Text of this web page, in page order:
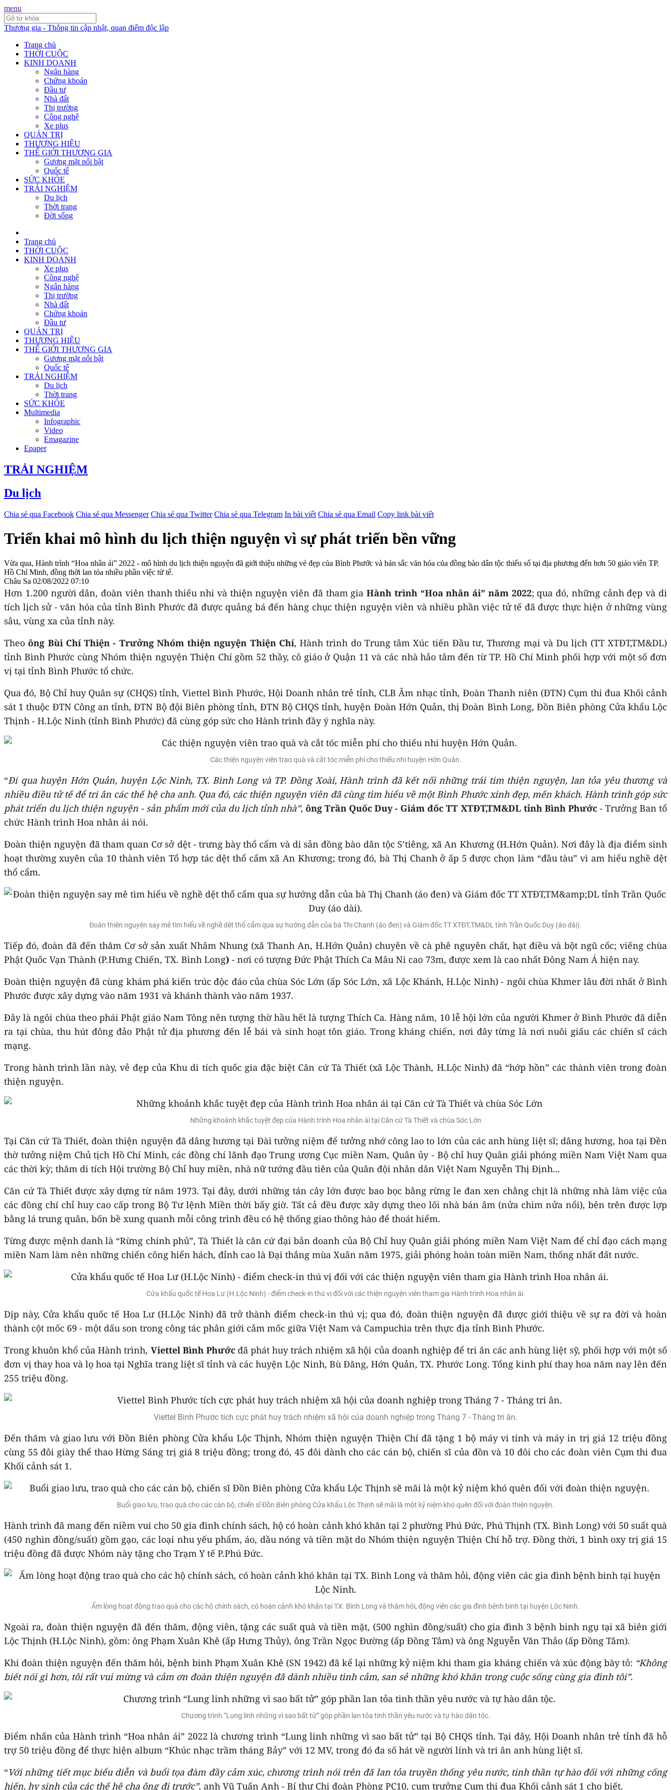
menu
Thương gia - Thông tin cập nhật, quan điểm độc lập
Trang chủ
THỜI CUỘC
KINH DOANH
Ngân hàng
Chứng khoán
Đầu tư
Nhà đất
Thị trường
Công nghệ
Xe plus
QUẢN TRỊ
THƯƠNG HIỆU
THẾ GIỚI THƯƠNG GIA
Gương mặt nổi bật
Quốc tế
SỨC KHỎE
TRẢI NGHIỆM
Du lịch
Thời trang
Đời sống
Trang chủ
THỜI CUỘC
KINH DOANH
Xe plus
Công nghệ
Ngân hàng
Thị trường
Nhà đất
Chứng khoán
Đầu tư
QUẢN TRỊ
THƯƠNG HIỆU
THẾ GIỚI THƯƠNG GIA
Gương mặt nổi bật
Quốc tế
TRẢI NGHIỆM
Du lịch
Thời trang
SỨC KHỎE
Multimedia
Infographic
Video
Emagazine
Epaper
TRẢI NGHIỆM
Du lịch
Chia sẻ qua Facebook Chia sẻ qua Messenger Chia sẻ qua Twitter Chia sẻ qua Telegram In bài viết Chia sẻ qua Email Copy link bài viết
Triển khai mô hình du lịch thiện nguyện vì sự phát triển bền vững
Vừa qua, Hành trình “Hoa nhân ái” 2022 - mô hình du lịch thiện nguyện đã giới thiệu những vẻ đẹp của Bình Phước và bản sắc văn hóa của đồng bào dân tộc thiểu số tại địa phương đến hơn 50 giáo viên TP.
Hồ Chí Minh, đồng thời lan tỏa nhiều phần việc tử tế.
Châu Sa 02/08/2022 07:10
Hơn 1.200 người dân, đoàn viên thanh thiếu nhi và thiện nguyện viên đã tham giaHành trình “Hoa nhân ái” năm 2022; qua đó, những cảnh đẹp và di
tích lịch sử - văn hóa của tỉnh Bình Phước đã được quảng bá đến hàng chục thiện nguyện viên và nhiều phần việc tử tế đã được thực hiện ở những vùng
sâu, vùng xa của tỉnh này.
Theoông Bùi Chí Thiện - Trưởng Nhóm thiện nguyện Thiện Chí, Hành trình do Trung tâm Xúc tiến Đầu tư, Thương mại và Du lịch (TT XTĐT,TM&DL)
tỉnh Bình Phước cùng Nhóm thiện nguyện Thiện Chí gồm 52 thầy, cô giáo ở Quận 11 và các nhà hảo tâm đến từ TP. Hồ Chí Minh phối hợp với một số đơn
vị tại tỉnh Bình Phước tổ chức.
Qua đó, Bộ Chỉ huy Quân sự (CHQS) tỉnh, Viettel Bình Phước, Hội Doanh nhân trẻ tỉnh, CLB Âm nhạc tỉnh, Đoàn Thanh niên (ĐTN) Cụm thi đua Khối cảnh
sát 1 thuộc ĐTN Công an tỉnh, ĐTN Bộ đội Biên phòng tỉnh, ĐTN Bộ CHQS tỉnh, huyện Đoàn Hớn Quản, thị Đoàn Bình Long, Đồn Biên phòng Cửa khẩu Lộc
Thịnh - H.Lộc Ninh (tỉnh Bình Phước) đã cùng góp sức cho Hành trình đầy ý nghĩa này.
Các thiện nguyện viên trao quà và cắt tóc miễn phí cho thiếu nhi huyện Hớn Quản.
“Đi qua huyện Hớn Quản, huyện Lộc Ninh, TX. Bình Long và TP. Đồng Xoài, Hành trình đã kết nối những trái tim thiện nguyện, lan tỏa yêu thương và
nhiều điều tử tế để tri ân các thế hệ cha anh. Qua đó, các thiện nguyện viên đã cùng tìm hiểu về một Bình Phước xinh đẹp, mến khách. Hành trình góp sức
phát triển du lịch thiện nguyện - sản phẩm mới của du lịch tỉnh nhà”,ông Trần Quốc Duy - Giám đốc TT XTĐT,TM&DL tỉnh Bình Phước- Trưởng Ban tổ
chức Hành trình Hoa nhân ái nói.
Đoàn thiện nguyện đã tham quan Cơ sở dệt - trưng bày thổ cẩm và di sản đồng bào dân tộc S’tiêng, xã An Khương (H.Hớn Quản). Nơi đây là địa điểm sinh
hoạt thường xuyên của 10 thành viên Tổ hợp tác dệt thổ cẩm xã An Khương; trong đó, bà Thị Chanh ở ấp 5 được chọn làm “đầu tàu” vì am hiểu nghề dệt
thổ cẩm.
Đoàn thiện nguyện say mê tìm hiểu về nghề dệt thổ cẩm qua sự hướng dẫn của bà Thị Chanh (áo đen) và Giám đốc TT XTĐT,TM&DL tỉnh Trần Quốc Duy (áo dài).
Tiếp đó, đoàn đã đến thăm Cơ sở sản xuất Nhâm Nhung (xã Thanh An, H.Hớn Quản) chuyên về cà phê nguyên chất, hạt điều và bột ngũ cốc; viếng chùa
Phật Quốc Vạn Thành (P.Hưng Chiến, TX. Bình Long) - nơi có tượng Đức Phật Thích Ca Mâu Ni cao 73m, được xem là cao nhất Đông Nam Á hiện nay.
Đoàn thiện nguyện đã cùng khám phá kiến trúc độc đáo của chùa Sóc Lớn (ấp Sóc Lớn, xã Lộc Khánh, H.Lộc Ninh) - ngôi chùa Khmer lâu đời nhất ở Bình
Phước được xây dựng vào năm 1931 và khánh thành vào năm 1937.
Đây là ngôi chùa theo phái Phật giáo Nam Tông nên tượng thờ hầu hết là tượng Thích Ca. Hàng năm, 10 lễ hội lớn của người Khmer ở Bình Phước đã diễn
ra tại chùa, thu hút đông đảo Phật tử địa phương đến lễ bái và sinh hoạt tôn giáo. Trong kháng chiến, nơi đây từng là nơi nuôi giấu các chiến sĩ cách
mạng.
Trong hành trình lần này, vẻ đẹp của Khu di tích quốc gia đặc biệt Căn cứ Tà Thiết (xã Lộc Thành, H.Lộc Ninh) đã “hớp hồn” các thành viên trong đoàn
thiện nguyện.
Những khoảnh khắc tuyệt đẹp của Hành trình Hoa nhân ái tại Căn cứ Tà Thiết và chùa Sóc Lớn
Tại Căn cứ Tà Thiết, đoàn thiện nguyện đã dâng hương tại Đài tưởng niệm để tưởng nhớ công lao to lớn của các anh hùng liệt sĩ; dâng hương, hoa tại Đền
thờ tưởng niệm Chủ tịch Hồ Chí Minh, các đồng chí lãnh đạo Trung ương Cục miền Nam, Quân ủy - Bộ chỉ huy Quân giải phóng miền Nam Việt Nam qua
các thời kỳ; thăm di tích Hội trường Bộ Chỉ huy miền, nhà nữ tướng đầu tiên của Quân đội nhân dân Việt Nam Nguyễn Thị Định...
Căn cứ Tà Thiết được xây dựng từ năm 1973. Tại đây, dưới những tán cây lớn được bao bọc bằng rừng le đan xen chằng chịt là những nhà làm việc của
các đồng chí chỉ huy cao cấp trong Bộ Tư lệnh Miền thời bấy giờ. Tất cả đều được xây dựng theo lối nhà bán âm (nửa chìm nửa nổi), bên trên được lợp
bằng lá trung quân, bốn bề xung quanh mỗi công trình đều có hệ thống giao thông hào để thoát hiểm.
Từng được mệnh danh là “Rừng chính phủ”, Tà Thiết là căn cứ đại bản doanh của Bộ Chỉ huy Quân giải phóng miền Nam Việt Nam để chỉ đạo cách mạng
miền Nam làm nên những chiến công hiển hách, đỉnh cao là Đại thắng mùa Xuân năm 1975, giải phóng hoàn toàn miền Nam, thống nhất đất nước.
Cửa khẩu quốc tế Hoa Lư (H.Lộc Ninh) - điểm check-in thú vị đối với các thiện nguyện viên tham gia Hành trình Hoa nhân ái.
Dịp này, Cửa khẩu quốc tế Hoa Lư (H.Lộc Ninh) đã trở thành điểm check-in thú vị; qua đó, đoàn thiện nguyện đã được giới thiệu về sự ra đời và hoàn
thành cột mốc 69 - một dấu son trong công tác phân giới cắm mốc giữa Việt Nam và Campuchia trên thực địa tỉnh Bình Phước.
Trong khuôn khổ của Hành trình, Viettel Bình Phướcđã phát huy trách nhiệm xã hội của doanh nghiệp để tri ân các anh hùng liệt sỹ, phối hợp với một số
đơn vị thay hoa và lọ hoa tại Nghĩa trang liệt sĩ tỉnh và các huyện Lộc Ninh, Bù Đăng, Hớn Quản, TX. Phước Long. Tổng kinh phí thay hoa năm nay lên đến
255 triệu đồng.
Viettel Bình Phước tích cực phát huy trách nhiệm xã hội của doanh nghiệp trong Tháng 7 - Tháng tri ân.
Đến thăm và giao lưu với Đồn Biên phòng Cửa khẩu Lộc Thịnh, Nhóm thiện nguyện Thiện Chí đã tặng 1 bộ máy vi tính và máy in trị giá 12 triệu đồng
cùng 55 đôi giày thể thao Hừng Sáng trị giá 8 triệu đồng; trong đó, 45 đôi dành cho các cán bộ, chiến sĩ của đồn và 10 đôi cho các đoàn viên Cụm thi đua
Khối cảnh sát 1.
Buổi giao lưu, trao quà cho các cán bộ, chiến sĩ Đồn Biên phòng Cửa khẩu Lộc Thịnh sẽ mãi là một kỷ niệm khó quên đối với đoàn thiện nguyện.
Hành trình đã mang đến niềm vui cho 50 gia đình chính sách, hộ có hoàn cảnh khó khăn tại 2 phường Phú Đức, Phú Thịnh (TX. Bình Long) với 50 suất quà
(450 nghìn đồng/suất) gồm gạo, các loại nhu yếu phẩm, áo, dầu nóng và tiền mặt do Nhóm thiện nguyện Thiện Chí hỗ trợ. Đồng thời, 1 bình oxy trị giá 15
triệu đồng đã được Nhóm này tặng cho Trạm Y tế P.Phú Đức.
Ấm lòng hoạt động trao quà cho các hộ chính sách, có hoàn cảnh khó khăn tại TX. Bình Long và thăm hỏi, động viên các gia đình bệnh binh tại huyện Lộc Ninh.
Ngoài ra, đoàn thiện nguyện đã đến thăm, động viên, tặng các suất quà và tiền mặt, (500 nghìn đồng/suất) cho gia đình 3 bệnh binh ngụ tại xã biên giới
Lộc Thịnh (H.Lộc Ninh), gồm: ông Phạm Xuân Khê (ấp Hưng Thủy), ông Trần Ngọc Đường (ấp Đồng Tâm) và ông Nguyễn Văn Thảo (ấp Đồng Tâm).
Khi đoàn thiện nguyện đến thăm hỏi, bệnh binh Phạm Xuân Khê (SN 1942) đã kể lại những kỷ niệm khi tham gia kháng chiến và xúc động bày tỏ: “Không
biết nói gì hơn, tôi rất vui mừng và cảm ơn đoàn thiện nguyện đã dành nhiều tình cảm, san sẻ những khó khăn trong cuộc sống cùng gia đình tôi”.
Chương trình “Lung linh những vì sao bất tử” góp phần lan tỏa tinh thần yêu nước và tự hào dân tộc.
Điểm nhấn của Hành trình “Hoa nhân ái” 2022 là chương trình “Lung linh những vì sao bất tử” tại Bộ CHQS tỉnh. Tại đây, Hội Doanh nhân trẻ tỉnh đã hỗ
trợ 50 triệu đồng để thực hiện album “Khúc nhạc trầm tháng Bảy” với 12 MV, trong đó đa số hát về người lính và tri ân anh hùng liệt sĩ.
“Với những tiết mục biểu diễn và buổi tọa đàm đầy cảm xúc, chương trình nói trên đã lan tỏa truyền thống yêu nước, tinh thần tự hào đối với những cống
hiến, hy sinh của các thế hệ cha ông đi trước”, anh Vũ Tuấn Anh - Bí thư Chi đoàn Phòng PC10, cụm trưởng Cụm thi đua Khối cảnh sát 1 cho biết.